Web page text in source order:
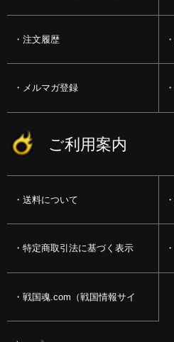
注文履歴
メルマガ登録
ご利用案内
送料について
特定商取引法に基づく表示
戦国魂.com（戦国情報サイ